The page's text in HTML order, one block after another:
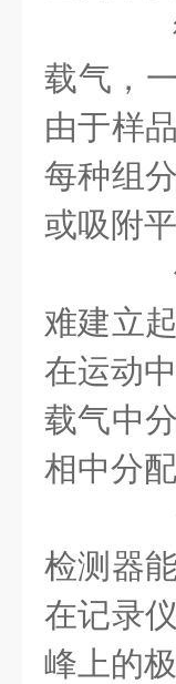
待
载气，
由于样
每种组
或吸附平
但
难建立
在运动
载气中
相中分
当
检测器
在记录
峰上的